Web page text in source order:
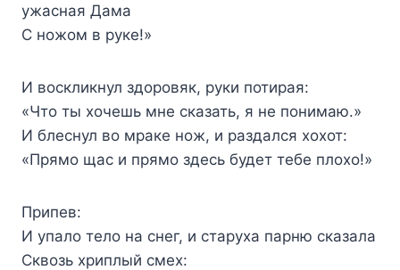
ужасная Дама
С ножом в руке!»
И воскликнул здоровяк, руки потирая:
«Что ты хочешь мне сказать, я не понимаю.»
И блеснул во мраке нож, и раздался хохот:
«Прямо щас и прямо здесь будет тебе плохо!»
Припев:
И упало тело на снег, и старуха парню сказала
Сквозь хриплый смех: